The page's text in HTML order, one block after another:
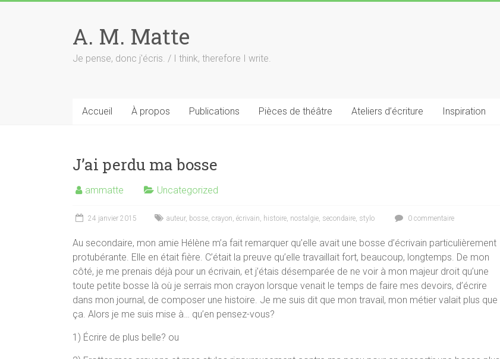
A. M. Matte
Je pense, donc j'écris. / I think, therefore I write.
Accueil À propos Publications Pièces de théâtre Ateliers d’écriture Inspiration
J’ai perdu ma bosse
ammatte Uncategorized
24 janvier 2015 auteur, bosse, crayon, écrivain, histoire, nostalgie, secondaire, stylo 0 commentaire
Au secondaire, mon amie Hélène m’a fait remarquer qu’elle avait une bosse d’écrivain particulièrement
protubérante. Elle en était fière. C’était la preuve qu’elle travaillait fort, beaucoup, longtemps. De mon
côté, je me prenais déjà pour un écrivain, et j’étais désemparée de ne voir à mon majeur droit qu’une
toute petite bosse là où je serrais mon crayon lorsque venait le temps de faire mes devoirs, d’écrire
dans mon journal, de composer une histoire. Je me suis dit que mon travail, mon métier valait plus que
ça. Alors je me suis mise à… qu’en pensez-vous?
1) Écrire de plus belle? ou